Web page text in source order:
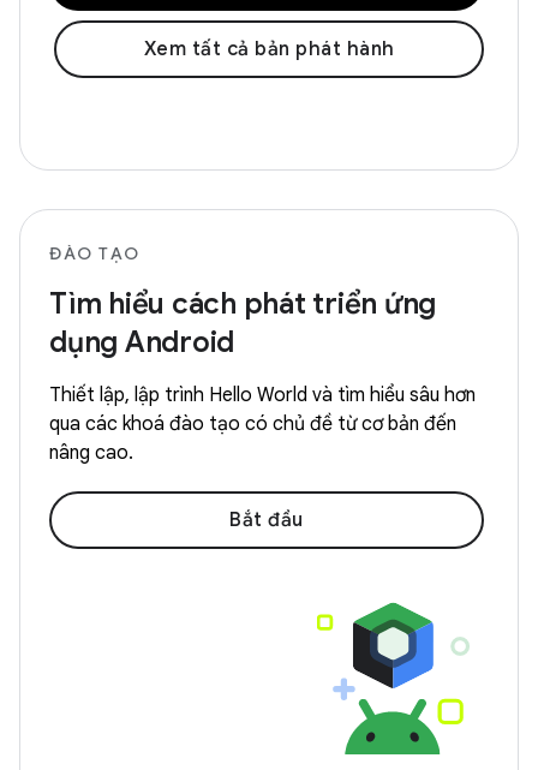
Xem tất cả bản phát hành
ĐÀO TẠO
Tìm hiểu cách phát triển ứng
dụng Android
Thiết lập, lập trình Hello World và tìm hiểu sâu hơn
qua các khoá đào tạo có chủ đề từ cơ bản đến
nâng cao.
Bắt đầu